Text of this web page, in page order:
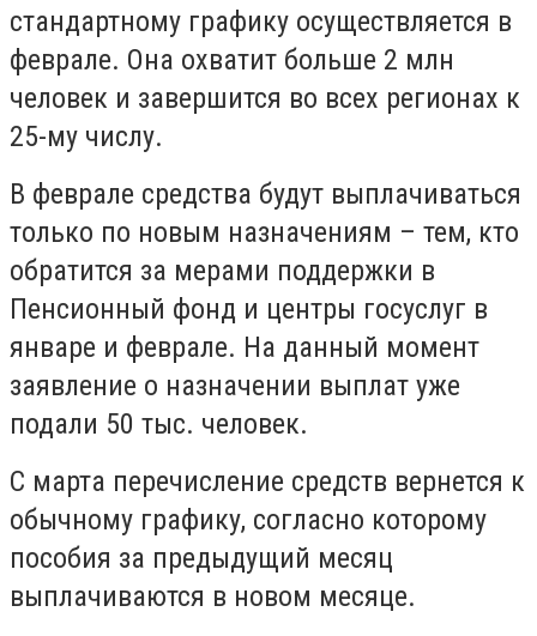
стандартному графику осуществляется в
феврале. Она охватит больше 2 млн
человек и завершится во всех регионах к
25-му числу.
В феврале средства будут выплачиваться
только по новым назначениям – тем, кто
обратится за мерами поддержки в
Пенсионный фонд и центры госуслуг в
январе и феврале. На данный момент
заявление о назначении выплат уже
подали 50 тыс. человек.
С марта перечисление средств вернется к
обычному графику, согласно которому
пособия за предыдущий месяц
выплачиваются в новом месяце.